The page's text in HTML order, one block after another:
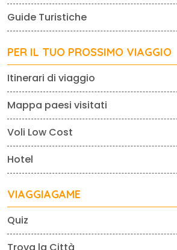
Guide Turistiche
PER IL TUO PROSSIMO VIAGGIO
Itinerari di viaggio
Mappa paesi visitati
Voli Low Cost
Hotel
VIAGGIAGAME
Quiz